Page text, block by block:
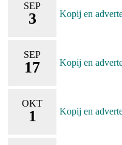
SEP
3 Kopij en
SEP
17 Kopij en
OKT
1 Kopij en